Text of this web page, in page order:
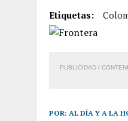
5 AGOSTO, 2026
Etiquetas:
PUBLICIDAD /
POR: AL DÍA Y A LA